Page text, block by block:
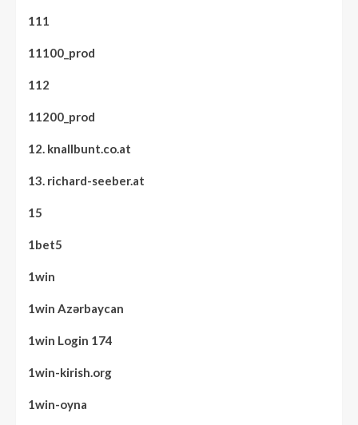
111
11100_prod
112
11200_prod
12. knallbunt.co.at
13. richard-seeber.at
15
1bet5
1win
1win Azərbaycan
1win Login 174
1win-kirish.org
1win-oyna